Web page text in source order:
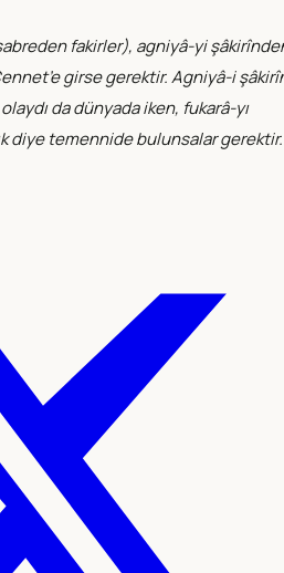
fakirler), agniyâ-yi
girse gerektir. Agniyâ-i
da dünyada iken, fukarâ-yı
diye temennide bulunsalar gerektir.